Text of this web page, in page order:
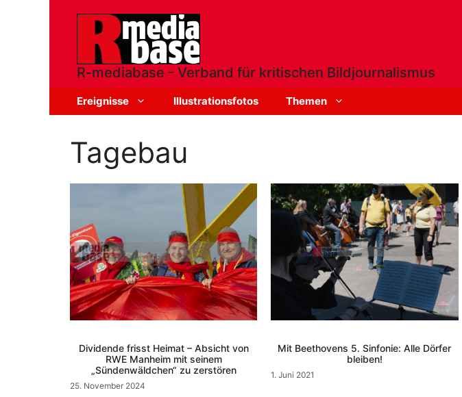
R-mediabase - Verband für kritischen Bildjournalismus
Ereignisse Illustrationsfotos Themen
Tagebau
Dividende frisst Heimat – Absicht von
RWE Manheim mit seinem
„Sündenwäldchen“ zu zerstören
25. November 2024
Mit Beethovens 5. Sinfonie: Alle Dörfer
bleiben!
1. Juni 2021